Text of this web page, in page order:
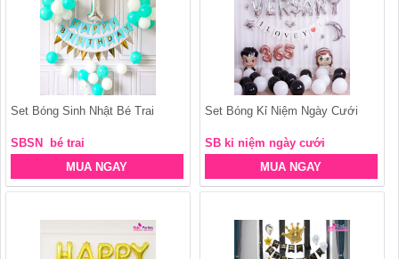
Set Bóng Sinh Nhật Bé Trai
SBSN bé trai
MUA NGAY
Set Bóng Kỉ Niệm Ngày Cưới
SB kỉ niệm ngày cưới
MUA NGAY